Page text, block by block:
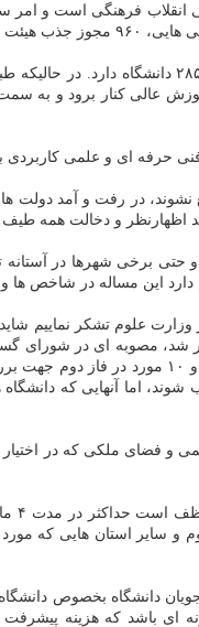
فرهنگی است و امر
صادر شد.
عالی کنار برود و به
حرفه ای و علمی کاربردی
در رفت و آمد دولت
و دخالت همه طیف
برخی شهرها در آستانه
این مساله در شاخص ها و
علوم تشکر نماییم
اما آنهایی که دانشگاه
فضای ملکی که در اختیار
وی با
ارزیابی فاز اول توسط ستاد موظف است در مدت ۳ ماه
دانشگاه بخصوص
که هزینه پیشرفت